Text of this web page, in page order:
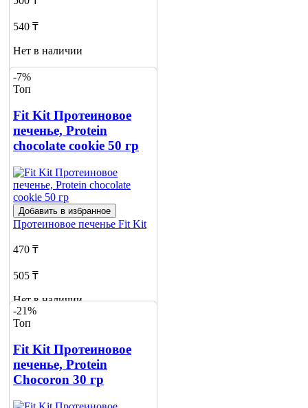
540 ₸
Нет в наличии
Сообщить
о наличии
-7%
Топ
Fit Kit Протеиновое
печенье, Protein
chocolate сookie 50 гр
Добавить в избранное
Протеиновое печенье Fit Kit
470 ₸
505 ₸
Нет в наличии
Сообщить
3
-21%
Топ
Fit Kit Протеиновое
печенье, Protein
Chocoron 30 гр